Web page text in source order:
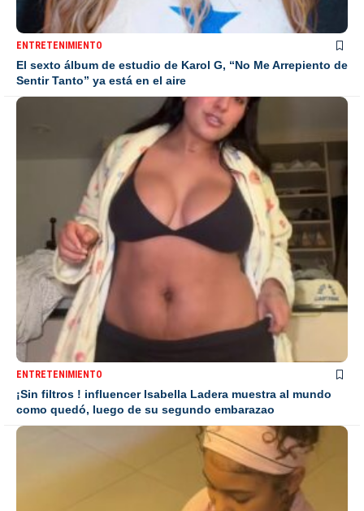
ENTRETENIMIENTO
El sexto álbum de estudio de Karol G, “No Me Arrepiento de
Sentir Tanto” ya está en el aire
ENTRETENIMIENTO
¡Sin filtros ! influencer Isabella Ladera muestra al mundo
como quedó, luego de su segundo embarazao